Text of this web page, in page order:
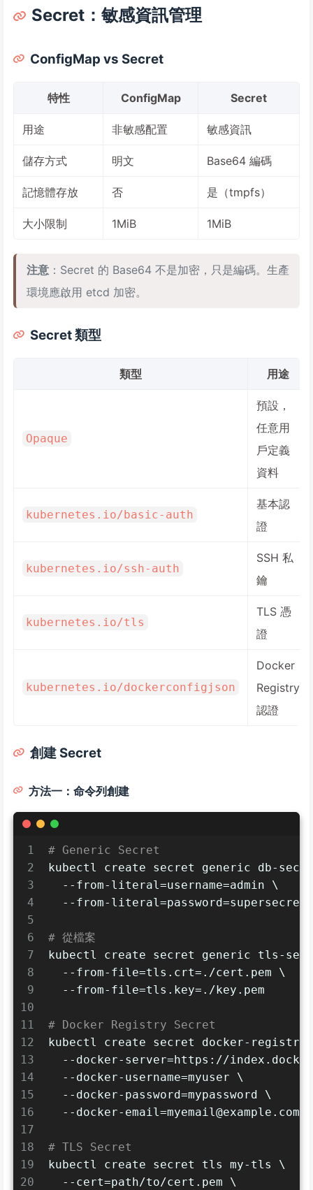
Secret：敏感資訊管理
ConfigMap vs Secret
特性 ConfigMap Secret
用途 非敏感配置 敏感資訊
儲存方式 明文 Base64 編碼
記憶體存放 否 是（tmpfs）
大小限制 1MiB 1MiB
注意 ：Secret 的 Base64 不是加密，只是編碼。生產
環境應啟用 etcd 加密。
Secret 類型
類型 用途
Opaque
預設，
任意用
戶定義
資料
kubernetes.io/basic-auth
基本認
證
kubernetes.io/ssh-auth
SSH 私
鑰
kubernetes.io/tls
TLS 憑
證
kubernetes.io/dockerconfigjson
Docker
Registry
認證
創建 Secret
方法一：命令列創建
1
2
3
4
5
6
7
8
9
10
11
12
13
14
15
16
17
18
19
20
# Generic Secret
kubectl create secret generic db-
  --from-literal=username=admin \
  --from-literal=password=supersecret
# 從檔案
kubectl create secret generic tls-
  --from-file=tls.crt=./cert.pem \
  --from-file=tls.key=./key.pem
# Docker Registry Secret
kubectl create secret docker-registry
--docker-server=https://
  --docker-username=myuser \
  --docker-password=mypassword \
--docker-email=myemail@example.com
# TLS Secret
kubectl create secret tls my-tls \
  --cert=path/to/cert.pem \